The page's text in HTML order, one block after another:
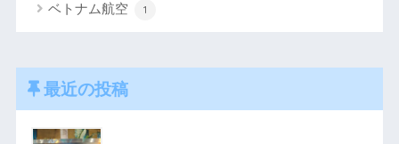
ベトナム航空 1
最近の投稿